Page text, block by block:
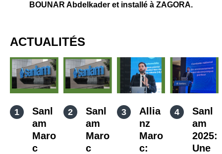
BOUNAR Abdelkader et installé à ZAGORA.
ACTUALITÉS
Sanl
am
Maro
c
Sanl
am
Maro
c
Allia
nz
Maro
c:
Sanl
am
2025:
Une